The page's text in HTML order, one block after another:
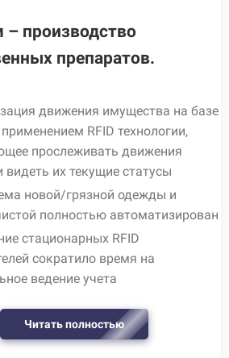
– производство
препаратов.
движения имущества на базе
RFID технологии,
прослеживать движения
их текущие статусы
новой/грязной одежды и
полностью автоматизирован
стационарных RFID
сократило время на
ведение учета
Читать полностью